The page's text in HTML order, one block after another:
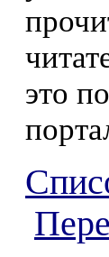
это